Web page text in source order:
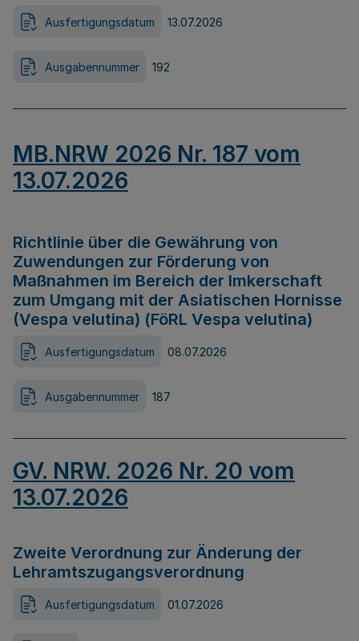
Ausfertigungsdatum 13.07.2026
Ausgabennummer 192
MB.NRW 2026 Nr. 187 vom
13.07.2026
Richtlinie über die Gewährung von
Zuwendungen zur Förderung von
Maßnahmen im Bereich der Imkerschaft
zum Umgang mit der Asiatischen Hornisse
(Vespa velutina) (FöRL Vespa velutina)
Ausfertigungsdatum 08.07.2026
Ausgabennummer 187
GV. NRW. 2026 Nr. 20 vom
13.07.2026
Zweite Verordnung zur Änderung der
Lehramtszugangsverordnung
Ausfertigungsdatum 01.07.2026